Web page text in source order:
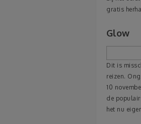
gratis
Glow
Dit is
reizen.
10
de
het nu